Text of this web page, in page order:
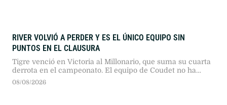
RIVER VOLVIÓ A PERDER Y ES EL ÚNICO EQUIPO SIN
PUNTOS EN EL CLAUSURA
Tigre venció en Victoria al Millonario, que suma su cuarta
derrota en el campeonato. El equipo de Coudet no ha
podido marcar goles desde que comenzó el torneo.
08/08/2026